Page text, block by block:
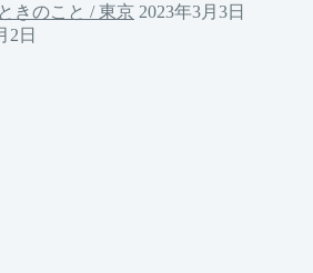
きのこと / 東京 2023年3月3日
2日